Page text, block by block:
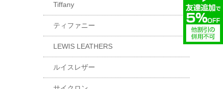
Tiffany
ティファニー
LEWIS LEATHERS
ルイスレザー